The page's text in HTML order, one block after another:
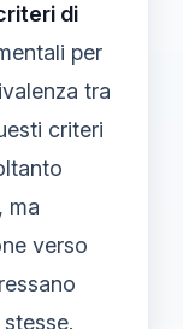
di
per
tra
criteri
ma
verso